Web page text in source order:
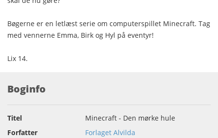
Bøgerne er en letlæst serie om computerspillet Minecraft. Tag
med vennerne Emma, Birk og Hyl på eventyr!
Lix 14.
Boginfo
Titel
Minecraft - Den mørke hule
Forfatter
Forlaget Alvilda